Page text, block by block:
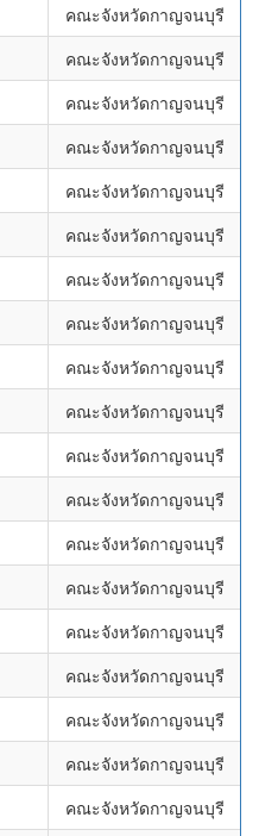
คณะจังหวัดกาญจนบุรี
คณะจังหวัดกาญจนบุรี
คณะจังหวัดกาญจนบุรี
คณะจังหวัดกาญจนบุรี
คณะจังหวัดกาญจนบุรี
คณะจังหวัดกาญจนบุรี
คณะจังหวัดกาญจนบุรี
คณะจังหวัดกาญจนบุรี
คณะจังหวัดกาญจนบุรี
คณะจังหวัดกาญจนบุรี
คณะจังหวัดกาญจนบุรี
คณะจังหวัดกาญจนบุรี
คณะจังหวัดกาญจนบุรี
คณะจังหวัดกาญจนบุรี
คณะจังหวัดกาญจนบุรี
คณะจังหวัดกาญจนบุรี
คณะจังหวัดกาญจนบุรี
คณะจังหวัดกาญจนบุรี
คณะจังหวัดกาญจนบุรี